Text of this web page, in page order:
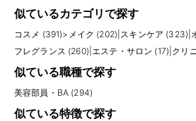
似ているカテゴリで探す
コスメ (391)> メイク (202) スキンケア (323)
フレグランス (260) エステ・サロン (17) クリ
似ている職種で探す
美容部員・BA (294)
似ている特徴で探す